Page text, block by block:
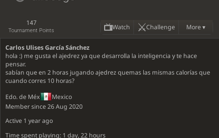
147
Tournament Points Watch Challenge More ▾
Carlos Ulises García Sánchez
hola :) me gusta el ajedrez ya que desarrolla la inteligencia y te hace
pensar.
sabían que en 2 horas jugando ajedrez quemas las mismas calorías que
cuando corres 10 horas?
Edo. de Méx
Mexico
Member since 26 Aug 2020
Active 1 year ago
Time spent playing: 1 day, 22 hours